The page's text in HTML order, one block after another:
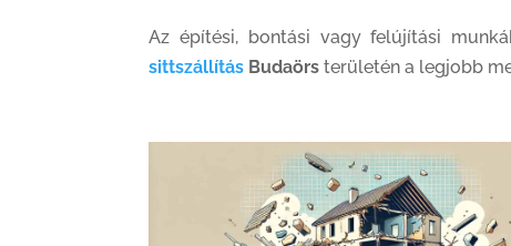
Az építési, bontási vagy felújítási
sittszállítás Budaörs területén a legjobb